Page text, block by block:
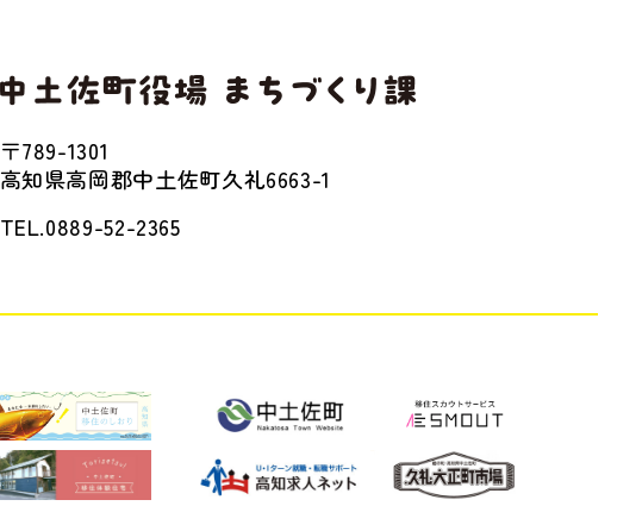
〒789-1301
高知県高岡郡中土佐町久礼6663-1
TEL.0889-52-2365